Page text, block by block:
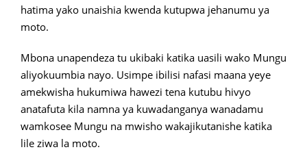
hatima yako unaishia kwenda kutupwa jehanumu ya
moto.
Mbona unapendeza tu ukibaki katika uasili wako Mungu
aliyokuumbia nayo. Usimpe ibilisi nafasi maana yeye
amekwisha hukumiwa hawezi tena kutubu hivyo
anatafuta kila namna ya kuwadanganya wanadamu
wamkosee Mungu na mwisho wakajikutanishe katika
lile ziwa la moto.